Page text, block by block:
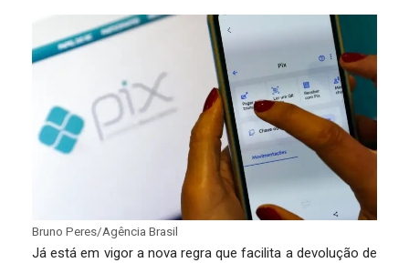
Bruno Peres/Agência Brasil
Já está em vigor a nova regra que facilita a devolução de